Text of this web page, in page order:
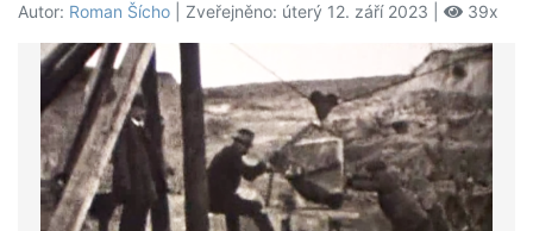
Autor: Roman Šícho | Zveřejněno: úterý 12. září 2023 | 39x